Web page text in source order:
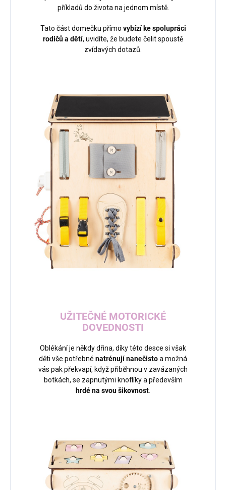
příkladů do života na jednom místě.
Tato část domečku přímo vybízí ke spolupráci
rodičů a dětí, uvidíte, že budete čelit spoustě
zvídavých dotazů.
UŽITEČNÉ MOTORICKÉ
DOVEDNOSTI
Oblékání je někdy dřina, díky této desce si však
děti vše potřebné natrénují nanečistoa možná
vás pak překvapí, když přiběhnou v zavázaných
botkách, se zapnutými knoflíky a především
hrdé na svou šikovnost.